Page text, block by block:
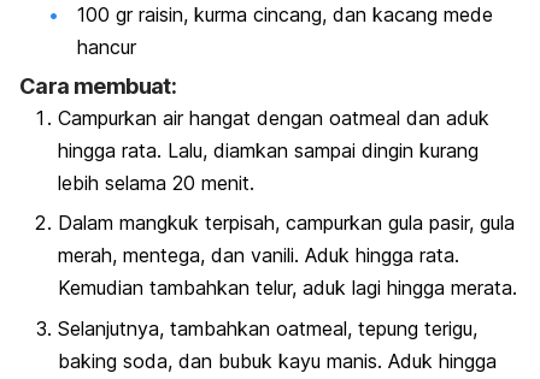
100 gr raisin, kurma cincang, dan kacang mede
hancur
Cara membuat:
Campurkan air hangat dengan oatmeal dan aduk
hingga rata. Lalu, diamkan sampai dingin kurang
lebih selama 20 menit.
Dalam mangkuk terpisah, campurkan gula pasir, gula
merah, mentega, dan vanili. Aduk hingga rata.
Kemudian tambahkan telur, aduk lagi hingga merata.
Selanjutnya, tambahkan oatmeal, tepung terigu,
baking soda, dan bubuk kayu manis. Aduk hingga